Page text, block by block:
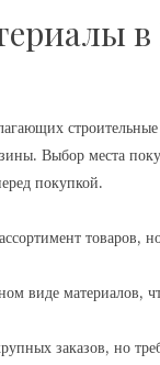
Выбор места
покупкой.
товаров,
виде материалов,
заказов, но